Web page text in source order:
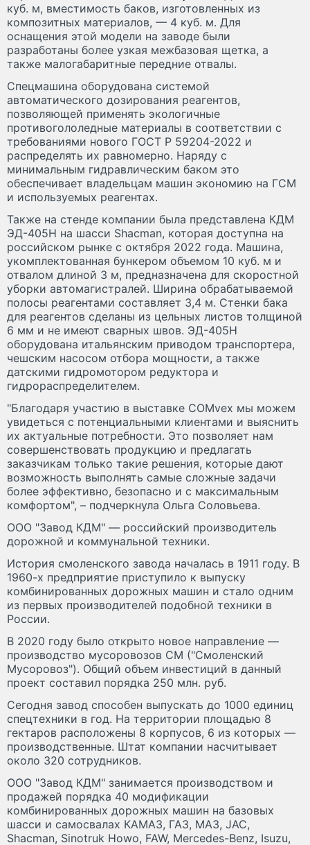
куб. м, вместимость баков, изготовленных из
композитных материалов, — 4 куб. м. Для
оснащения этой модели на заводе были
разработаны более узкая межбазовая щетка, а
также малогабаритные передние отвалы.
Спецмашина оборудована системой
автоматического дозирования реагентов,
позволяющей применять экологичные
противогололедные материалы в соответствии с
требованиями нового ГОСТ Р 59204-2022 и
распределять их равномерно. Наряду с
минимальным гидравлическим баком это
обеспечивает владельцам машин экономию на ГСМ
и используемых реагентах.
Также на стенде компании была представлена КДМ
ЭД-405Н на шасси Shacman, которая доступна на
российском рынке с октября 2022 года. Машина,
укомплектованная бункером объемом 10 куб. м и
отвалом длиной 3 м, предназначена для скоростной
уборки автомагистралей. Ширина обрабатываемой
полосы реагентами составляет 3,4 м. Стенки бака
для реагентов сделаны из цельных листов толщиной
6 мм и не имеют сварных швов. ЭД-405Н
оборудована итальянским приводом транспортера,
чешским насосом отбора мощности, а также
датскими гидромотором редуктора и
гидрораспределителем.
"Благодаря участию в выставке COMvex мы можем
увидеться с потенциальными клиентами и выяснить
их актуальные потребности. Это позволяет нам
совершенствовать продукцию и предлагать
заказчикам только такие решения, которые дают
возможность выполнять самые сложные задачи
более эффективно, безопасно и с максимальным
комфортом", – подчеркнула Ольга Соловьева.
ООО "Завод КДМ" — российский производитель
дорожной и коммунальной техники.
История смоленского завода началась в 1911 году. В
1960-х предприятие приступило к выпуску
комбинированных дорожных машин и стало одним
из первых производителей подобной техники в
России.
В 2020 году было открыто новое направление —
производство мусоровозов СМ ("Смоленский
Мусоровоз"). Общий объем инвестиций в данный
проект составил порядка 250 млн. руб.
Сегодня завод способен выпускать до 1000 единиц
спецтехники в год. На территории площадью 8
гектаров расположены 8 корпусов, 6 из которых —
производственные. Штат компании насчитывает
около 320 сотрудников.
ООО "Завод КДМ" занимается производством и
продажей порядка 40 модификации
комбинированных дорожных машин на базовых
шасси и самосвалах КАМАЗ, ГАЗ, МАЗ, JAC,
Shacman, Sinotruk Howo, FAW, Mercedes-Benz, Isuzu,